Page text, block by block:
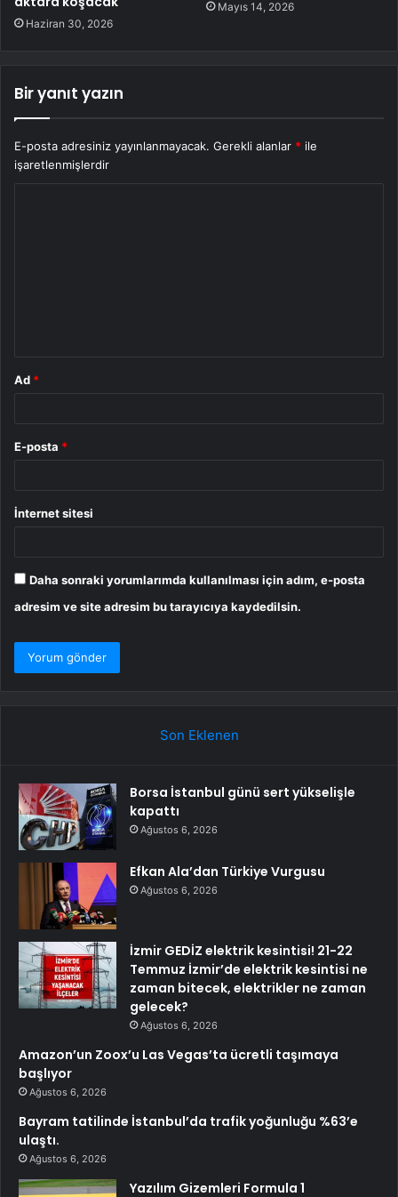
Haziran 30, 2026
Mayıs 14, 2026
Bir yanıt yazın
E-posta adresiniz yayınlanmayacak. Gerekli alanlar * ile
işaretlenmişlerdir
Ad *
E-posta *
İnternet sitesi
Daha sonraki yorumlarımda kullanılması için adım, e-posta
adresim ve site adresim bu tarayıcıya kaydedilsin.
Son Eklenen
Borsa İstanbul günü sert yükselişle
kapattı
Ağustos 6, 2026
Efkan Ala’dan Türkiye Vurgusu
Ağustos 6, 2026
İzmir GEDİZ elektrik kesintisi! 21-22
Temmuz İzmir’de elektrik kesintisi ne
zaman bitecek, elektrikler ne zaman
gelecek?
Ağustos 6, 2026
Amazon’un Zoox’u Las Vegas’ta ücretli taşımaya
başlıyor
Ağustos 6, 2026
Bayram tatilinde İstanbul’da trafik yoğunluğu %63’e
ulaştı.
Ağustos 6, 2026
Yazılım Gizemleri Formula 1